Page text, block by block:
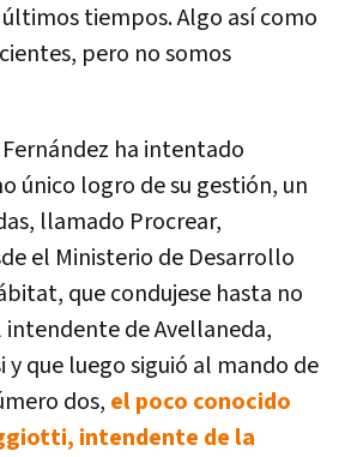
tiempos. Algo así como
pero no somos
ha intentado
único logro de su gestión, un
llamado Procrear,
el Ministerio de Desarrollo
que condujese hasta no
intendente de Avellaneda,
y que luego siguió al mando de
dos, el poco conocido
intendente de la